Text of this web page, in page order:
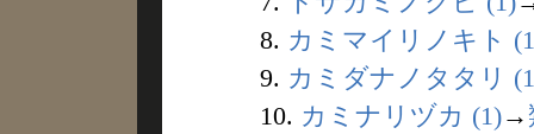
8. カミマイリノキト
9. カミダナノタタリ
10. カミナリヅカ (1)→